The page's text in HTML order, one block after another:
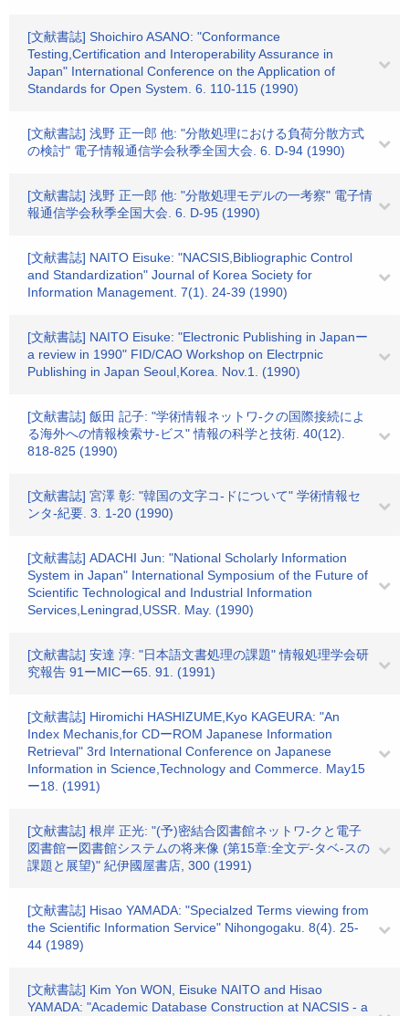
[文献書誌] Shoichiro ASANO: "Conformance
Testing,Certification and Interoperability Assurance in
Japan" International Conference on the Application of
Standards for Open System. 6. 110-115 (1990)
[文献書誌] 浅野 正一郎 他: "分散処理における負荷分散方式
の検討" 電子情報通信学会秋季全国大会. 6. D-94 (1990)
[文献書誌] 浅野 正一郎 他: "分散処理モデルの一考察" 電子情
報通信学会秋季全国大会. 6. D-95 (1990)
[文献書誌] NAITO Eisuke: "NACSIS,Bibliographic Control
and Standardization" Journal of Korea Society for
Information Management. 7(1). 24-39 (1990)
[文献書誌] NAITO Eisuke: "Electronic Publishing in Japanー
a review in 1990" FID/CAO Workshop on Electrpnic
Publishing in Japan Seoul,Korea. Nov.1. (1990)
[文献書誌] 飯田 記子: "学術情報ネットワ-クの国際接続によ
る海外への情報検索サ-ビス" 情報の科学と技術. 40(12).
818-825 (1990)
[文献書誌] 宮澤 彰: "韓国の文字コ-ドについて" 学術情報セ
ンタ-紀要. 3. 1-20 (1990)
[文献書誌] ADACHI Jun: "National Scholarly Information
System in Japan" International Symposium of the Future of
Scientific Technological and Industrial Information
Services,Leningrad,USSR. May. (1990)
[文献書誌] 安達 淳: "日本語文書処理の課題" 情報処理学会研
究報告 91ーMICー65. 91. (1991)
[文献書誌] Hiromichi HASHIZUME,Kyo KAGEURA: "An
Index Mechanis,for CDーROM Japanese Information
Retrieval" 3rd International Conference on Japanese
Information in Science,Technology and Commerce. May15
ー18. (1991)
[文献書誌] 根岸 正光: "(予)密結合図書館ネットワ-クと電子
図書館ー図書館システムの将来像 (第15章:全文デ-タベ-スの
課題と展望)" 紀伊國屋書店, 300 (1991)
[文献書誌] Hisao YAMADA: "Specialzed Terms viewing from
the Scientific Information Service" Nihongogaku. 8(4). 25-
44 (1989)
[文献書誌] Kim Yon WON, Eisuke NAITO and Hisao
YAMADA: "Academic Database Construction at NACSIS - a